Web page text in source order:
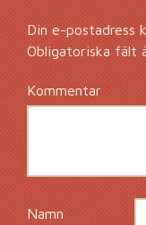
Din e-postadress
Obligatoriska fält
Kommentar *
Namn*